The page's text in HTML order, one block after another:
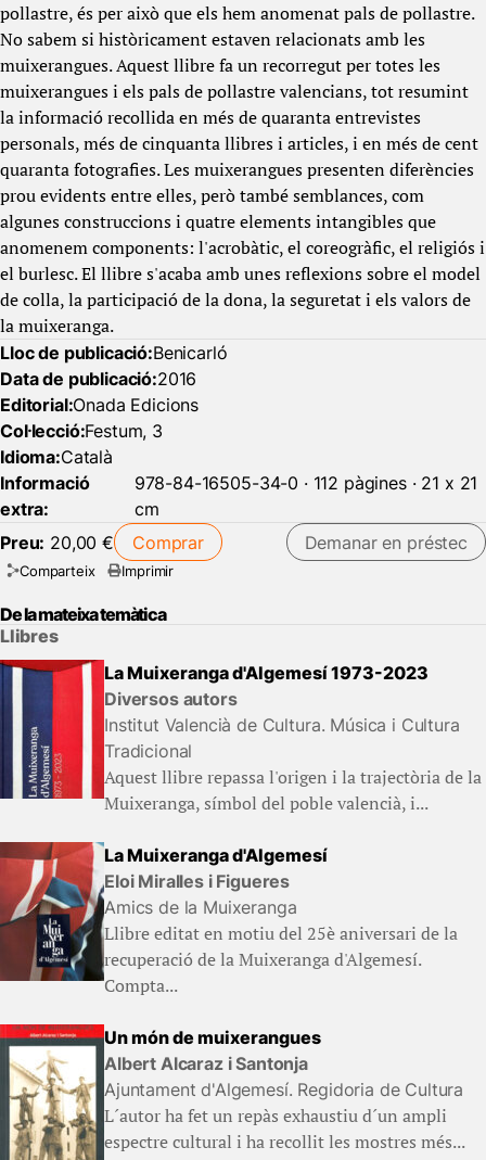
pollastre, és per això que els hem anomenat pals de pollastre.
No sabem si històricament estaven relacionats amb les
muixerangues. Aquest llibre fa un recorregut per totes les
muixerangues i els pals de pollastre valencians, tot resumint
la informació recollida en més de quaranta entrevistes
personals, més de cinquanta llibres i articles, i en més de cent
quaranta fotografies. Les muixerangues presenten diferències
prou evidents entre elles, però també semblances, com
algunes construccions i quatre elements intangibles que
anomenem components: l'acrobàtic, el coreogràfic, el religiós i
el burlesc. El llibre s'acaba amb unes reflexions sobre el model
de colla, la participació de la dona, la seguretat i els valors de
la muixeranga.
Lloc de publicació:Benicarló
Data de publicació:2016
Editorial:Onada Edicions
Col·lecció:Festum, 3
Idioma:Català
Informació
extra:
978-84-16505-34-0 · 112 pàgines · 21 x 21
cm
Preu: 20,00 € Comprar Demanar en préstec
Comparteix Imprimir
De la mateixa temàtica
Llibres
La Muixeranga d'Algemesí 1973-2023
Diversos autors
Institut Valencià de Cultura. Música i Cultura
Tradicional
Aquest llibre repassa l'origen i la trajectòria de la
Muixeranga, símbol del poble valencià, i...
La Muixeranga d'Algemesí
Eloi Miralles i Figueres
Amics de la Muixeranga
Llibre editat en motiu del 25è aniversari de la
recuperació de la Muixeranga d'Algemesí.
Compta...
Un món de muixerangues
Albert Alcaraz i Santonja
Ajuntament d'Algemesí. Regidoria de Cultura
L´autor ha fet un repàs exhaustiu d´un ampli
espectre cultural i ha recollit les mostres més...